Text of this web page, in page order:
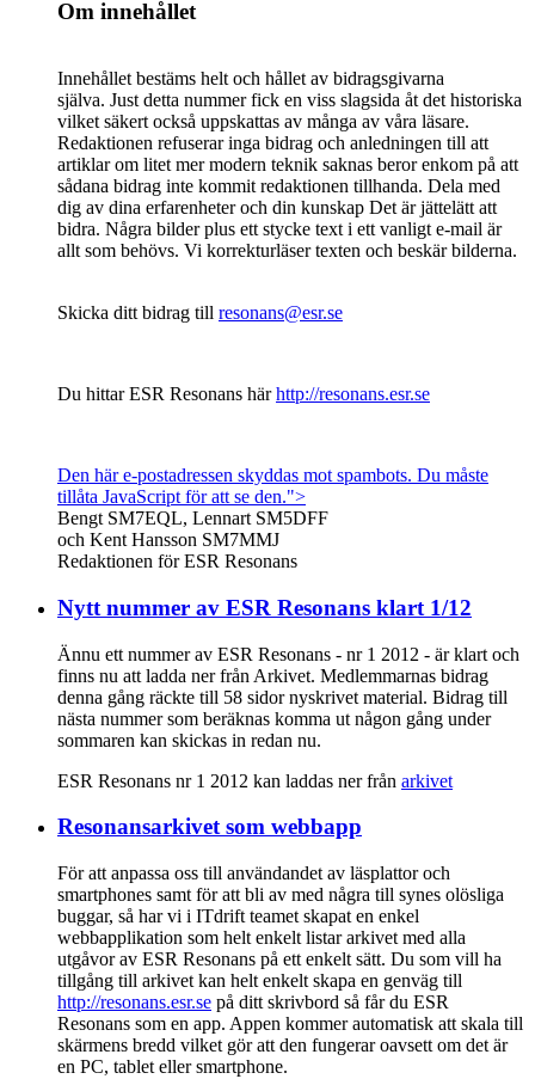
Om innehållet
Innehållet bestäms helt och hållet av bidragsgivarna
själva. Just detta nummer fick en viss slagsida åt det historiska
vilket säkert också uppskattas av många av våra läsare.
Redaktionen refuserar inga bidrag och anledningen till att
artiklar om litet mer modern teknik saknas beror enkom på att
sådana bidrag inte kommit redaktionen tillhanda. Dela med
dig av dina erfarenheter och din kunskap Det är jättelätt att
bidra. Några bilder plus ett stycke text i ett vanligt e-mail är
allt som behövs. Vi korrekturläser texten och beskär bilderna.
Skicka ditt bidrag till resonans@esr.se
Du hittar ESR Resonans härhttp://resonans.esr.se
Den här e-postadressen skyddas mot spambots. Du måste
tillåta JavaScript för att se den.">
Bengt SM7EQL, Lennart SM5DFF
och Kent Hansson SM7MMJ
Redaktionen för ESR Resonans
Nytt nummer av ESR Resonans klart 1/12
Ännu ett nummer av ESR Resonans - nr 1 2012 - är klart och
finns nu att ladda ner från Arkivet. Medlemmarnas bidrag
denna gång räckte till 58 sidor nyskrivet material. Bidrag till
nästa nummer som beräknas komma ut någon gång under
sommaren kan skickas in redan nu.
ESR Resonans nr 1 2012 kan laddas ner från arkivet
Resonansarkivet som webbapp
För att anpassa oss till användandet av läsplattor och
smartphones samt för att bli av med några till synes olösliga
buggar, så har vi i ITdrift teamet skapat en enkel
webbapplikation som helt enkelt listar arkivet med alla
utgåvor av ESR Resonans på ett enkelt sätt. Du som vill ha
tillgång till arkivet kan helt enkelt skapa en genväg till
http://resonans.esr.se på ditt skrivbord så får du ESR
Resonans som en app. Appen kommer automatisk att skala till
skärmens bredd vilket gör att den fungerar oavsett om det är
en PC, tablet eller smartphone.